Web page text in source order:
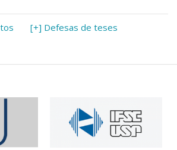
[+] Defesas de teses